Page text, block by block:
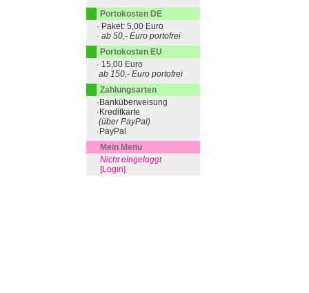
Portokosten DE
· Paket: 5,00 Euro
· ab 50,- Euro portofrei
Portokosten EU
· 15,00 Euro
ab 150,- Euro portofrei
Zahlungsarten
·Banküberweisung
·Kreditkarte
(über PayPal)
·PayPal
Mein Menu
Nicht eingeloggt
[Login]